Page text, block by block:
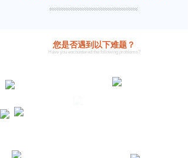
Have you encountered the following problems?
您是否遇到以下难题？